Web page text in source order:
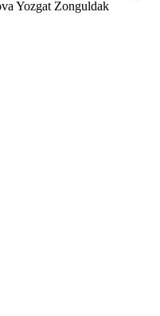
Yozgat Zonguldak